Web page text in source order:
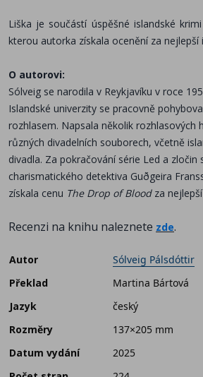
Liška je součástí úspěšné islandské
kterou autorka získala ocenění za nejlepší
O autorovi:
Sólveig se narodila v Reykjavíku v roce
Islandské univerzity se pracovně
rozhlasem. Napsala několik rozhlasových
různých divadelních souborech, včetně
divadla. Za pokračování série Led a zločin
charismatického detektiva Guðgeira
získala cenu The Drop of Bloodza
Recenzi na knihu naleznete zde.
Autor
Sólveig Pálsdóttir
Překlad
Martina Bártová
Jazyk
český
Rozměry
137×205 mm
Datum vydání
2025